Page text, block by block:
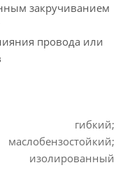
закручиванием
провода или
гибкий;
маслобензостойкий;
изолированный